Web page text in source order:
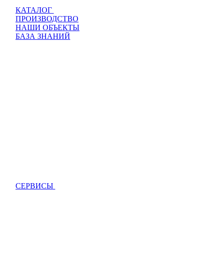
КАТАЛОГ
ПРОИЗВОДСТВО
НАШИ ОБЪЕКТЫ
БАЗА ЗНАНИЙ
СЕРВИСЫ